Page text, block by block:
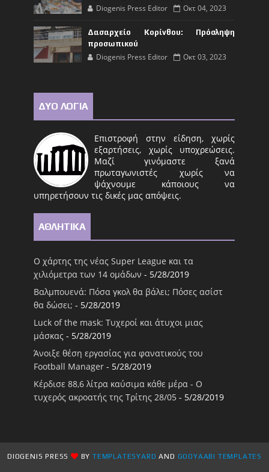
Diogenis Press Editor Οκτ 04, 2023
Δασαρχείο Κορίνθου: Πρόσληψη
προσωπικού
Diogenis Press Editor Οκτ 03, 2023
ΔΥΟ ΛΟΓΙΑ
Επιστροφή στην είδηση, χωρίς
εξαρτήσεις, χωρίς υποχρεώσεις.
Μαζί γινόμαστε ξανά
πρωταγωνιστές χωρίς να
ψάχνουμε κάποιους να
υπηρετήσουν τις δικές μας απόψεις.
ΑΘΛΗΤΙΚΑ
Ο χάρτης της νέας Super League και τα
χιλιόμετρα των 14 ομάδων - 5/28/2019
Βαλμπουενά: Πόσα γκολ θα βάλει; Πόσες ασίστ
θα δώσει; - 5/28/2019
Luck of the mask: Τυχεροί και άτυχοι μιας
μάσκας - 5/28/2019
Άνοιξε θέση εργασίας για φανατικούς του
Football Μanager - 5/28/2019
Κέρδισε 88,6 λίτρα καύσιμα κάθε μέρα - Ο
τυχερός ακροατής της Τρίτης 28/05 - 5/28/2019
DIOGENIS PRESS BYTEMPLATESYARD AND GOOYAABI TEMPLATES